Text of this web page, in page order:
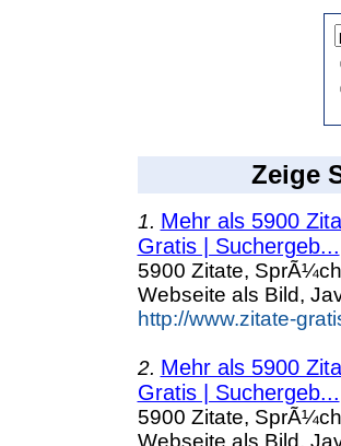
Zeige
1. Mehr als 5900
Gratis | Suchergeb...
5900 Zitate,
Webseite als Bild,
http://www.zitate-
2. Mehr als 5900
Gratis | Suchergeb...
5900 Zitate,
Webseite als Bild,